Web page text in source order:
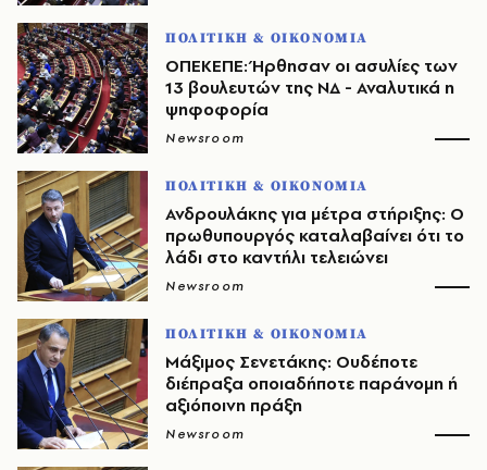
ΠΟΛΙΤΙΚΗ & ΟΙΚΟΝΟΜΙΑ
ΟΠΕΚΕΠΕ: Ήρθησαν οι ασυλίες των
13 βουλευτών της ΝΔ - Αναλυτικά η
ψηφοφορία
Newsroom
ΠΟΛΙΤΙΚΗ & ΟΙΚΟΝΟΜΙΑ
Ανδρουλάκης για μέτρα στήριξης: Ο
πρωθυπουργός καταλαβαίνει ότι το
λάδι στο καντήλι τελειώνει
Newsroom
ΠΟΛΙΤΙΚΗ & ΟΙΚΟΝΟΜΙΑ
Μάξιμος Σενετάκης: Ουδέποτε
διέπραξα οποιαδήποτε παράνομη ή
αξιόποινη πράξη
Newsroom